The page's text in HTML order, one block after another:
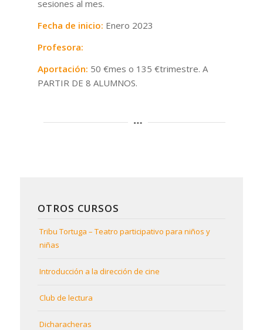
sesiones al mes.
Fecha de inicio: Enero 2023
Profesora:
Aportación: 50 €mes o 135 €trimestre. A
PARTIR DE 8 ALUMNOS.
OTROS CURSOS
Tribu Tortuga – Teatro participativo para niños y
niñas
Introducción a la dirección de cine
Club de lectura
Dicharacheras